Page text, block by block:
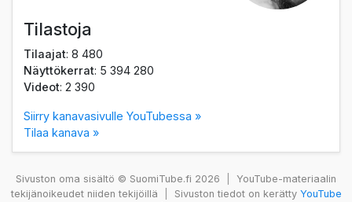
Tilastoja
Tilaajat: 8 480
Näyttökerrat: 5 394 280
Videot: 2 390
Siirry kanavasivulle YouTubessa »
Tilaa kanava »
Sivuston oma sisältö © SuomiTube.fi 2026
YouTube-materiaalin
tekijänoikeudet niiden tekijöillä
Sivuston tiedot on kerätty YouTube